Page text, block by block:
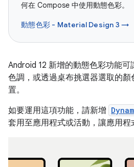
何在 Compose 中使用動態色彩。
動態色彩 - Material Design 3 →
Android 12 新增的動態色彩功能
色調，或透過桌布挑選器選取的
置。
如要運用這項功能，請新增
套用至應用程式或活動，讓應用程